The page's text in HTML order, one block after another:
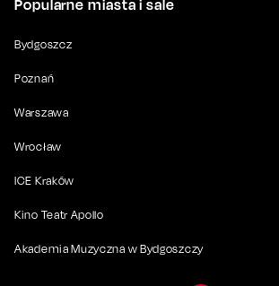
Popularne miasta i sale
Bydgoszcz
Poznań
Warszawa
Wrocław
ICE Kraków
Kino Teatr Apollo
Akademia Muzyczna w Bydgoszczy